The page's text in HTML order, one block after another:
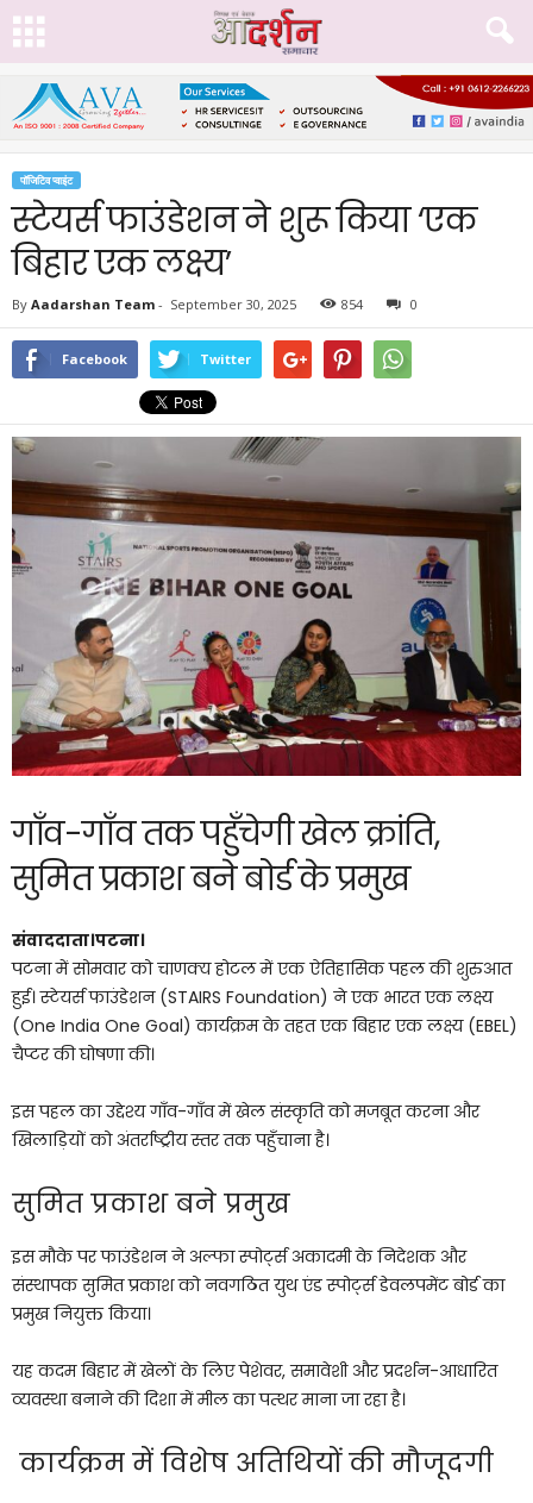
पॉजिटिव प्वाइंट
स्टेयर्स फाउंडेशन ने शुरू किया ‘एक
बिहार एक लक्ष्य’
By Aadarshan Team - September 30, 2025 854 0
Facebook Twitter
गाँव-गाँव तक पहुँचेगी खेल क्रांति,
सुमित प्रकाश बने बोर्ड के प्रमुख
संवाददाता।पटना।
पटना में सोमवार को चाणक्य होटल में एक ऐतिहासिक पहल की शुरुआत
हुई। स्टेयर्स फाउंडेशन (STAIRS Foundation) ने एक भारत एक लक्ष्य
(One India One Goal) कार्यक्रम के तहत एक बिहार एक लक्ष्य (EBEL)
चैप्टर की घोषणा की।
इस पहल का उद्देश्य गाँव-गाँव में खेल संस्कृति को मजबूत करना और
खिलाड़ियों को अंतर्राष्ट्रीय स्तर तक पहुँचाना है।
सुमित प्रकाश बने प्रमुख
इस मौके पर फाउंडेशन ने अल्फा स्पोर्ट्स अकादमी के निदेशक और
संस्थापक सुमित प्रकाश को नवगठित युथ एंड स्पोर्ट्स डेवलपमेंट बोर्ड का
प्रमुख नियुक्त किया।
यह कदम बिहार में खेलों के लिए पेशेवर, समावेशी और प्रदर्शन-आधारित
व्यवस्था बनाने की दिशा में मील का पत्थर माना जा रहा है।
कार्यक्रम में विशेष अतिथियों की मौजूदगी